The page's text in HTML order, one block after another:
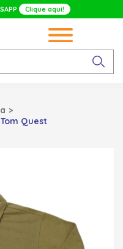
Clique aqui!
Quest